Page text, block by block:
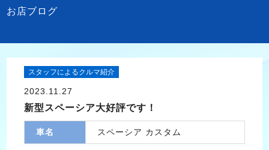
お店ブログ
スタッフによるクルマ紹介
2023.11.27
新型スペーシア大好評です！
車名 スペーシア カスタム